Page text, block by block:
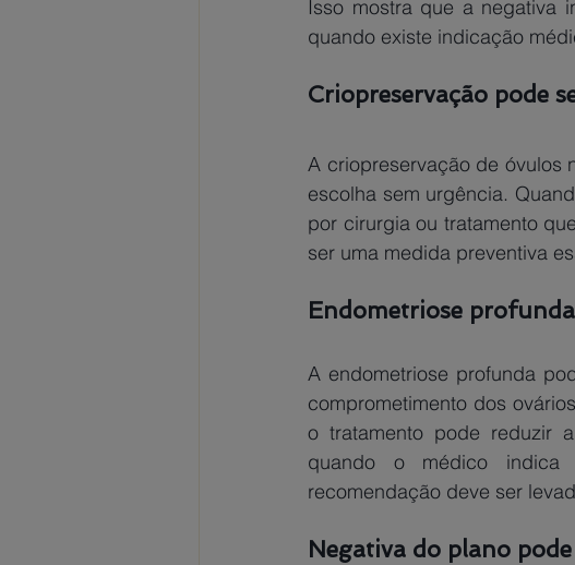
Isso mostra que a negativa
quando existe indicação
Criopreservação pode
A criopreservação de óvulos
escolha sem urgência.
por cirurgia ou tratamento
ser uma medida preventiva
Endometriose
A endometriose profunda
comprometimento dos
o tratamento pode reduzir
quando o médico indica
recomendação deve ser
Negativa do plano